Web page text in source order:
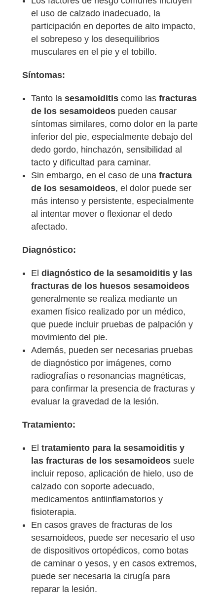
el uso de calzado inadecuado, la
participación en deportes de alto impacto,
el sobrepeso y los desequilibrios
musculares en el pie y el tobillo.
Síntomas:
Tanto la sesamoiditiscomo las fracturas
de los sesamoideospueden causar
síntomas similares, como dolor en la parte
inferior del pie, especialmente debajo del
dedo gordo, hinchazón, sensibilidad al
tacto y dificultad para caminar.
Sin embargo, en el caso de una fractura
de los sesamoideos, el dolor puede ser
más intenso y persistente, especialmente
al intentar mover o flexionar el dedo
afectado.
Diagnóstico:
El diagnóstico de la sesamoiditis y las
fracturas de los huesos sesamoideos
generalmente se realiza mediante un
examen físico realizado por un médico,
que puede incluir pruebas de palpación y
movimiento del pie.
Además, pueden ser necesarias pruebas
de diagnóstico por imágenes, como
radiografías o resonancias magnéticas,
para confirmar la presencia de fracturas y
evaluar la gravedad de la lesión.
Tratamiento:
El tratamiento para la sesamoiditis y
las fracturas de los sesamoideossuele
incluir reposo, aplicación de hielo, uso de
calzado con soporte adecuado,
medicamentos antiinflamatorios y
fisioterapia.
En casos graves de fracturas de los
sesamoideos, puede ser necesario el uso
de dispositivos ortopédicos, como botas
de caminar o yesos, y en casos extremos,
puede ser necesaria la cirugía para
reparar la lesión.